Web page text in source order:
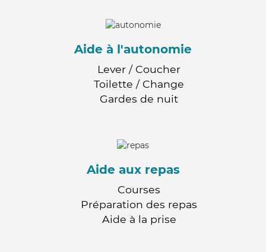
Aide à l'autonomie
Lever / Coucher
Toilette / Change
Gardes de nuit
Aide aux repas
Courses
Préparation des repas
Aide à la prise